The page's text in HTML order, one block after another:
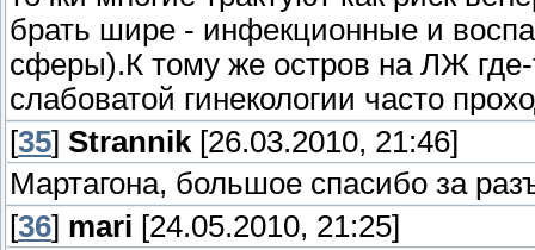
брать шире - инфекционные и
сферы).К тому же остров на ЛЖ
слабоватой гинекологии часто
[35] Strannik [26.03.2010, 21:46]
Мартагона, большое спасибо за
[36] mari [24.05.2010, 21:25]